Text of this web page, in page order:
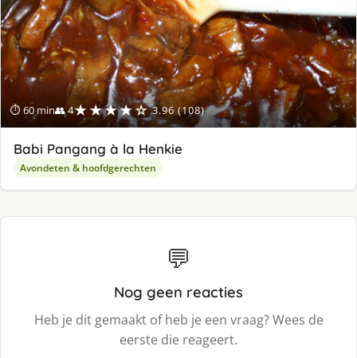
⏱ 60 min👥 4★★★★☆ 3.96 (108)
Babi Pangang à la Henkie
Avondeten & hoofdgerechten
💬
Nog geen reacties
Heb je dit gemaakt of heb je een vraag? Wees de
eerste die reageert.